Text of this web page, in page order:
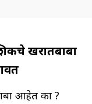
खरातबाबा
आहेत का ?